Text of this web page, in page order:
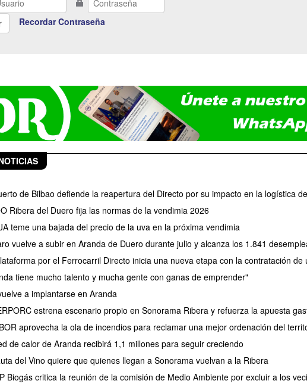
Recordar Contraseña
de Bilbao defiende la reapertura del Directo por su impacto en la logística
Ribera del Duero fija las normas de la vendimia 2026
teme una bajada del precio de la uva en la próxima vendimia
vuelve a subir en Aranda de Duero durante julio y alcanza los 1.841
por el Ferrocarril Directo inicia una nueva etapa con la contratación
tiene mucho talento y mucha gente con ganas de emprender"
a implantarse en Aranda
estrena escenario propio en Sonorama Ribera y refuerza la apuesta
aprovecha la ola de incendios para reclamar una mejor ordenación del
de calor de Aranda recibirá 1,1 millones para seguir creciendo
del Vino quiere que quienes llegan a Sonorama vuelvan a la Ribera
Biogás critica la reunión de la comisión de Medio Ambiente por excluir a los